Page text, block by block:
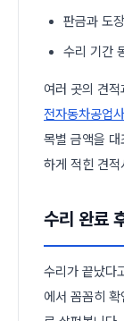
판금과 도
수리 기간
여러 곳의 견
전자동차공업사
목별 금액을
하게 적힌 견
수리 완료
수리가 끝났다
에서 꼼꼼히